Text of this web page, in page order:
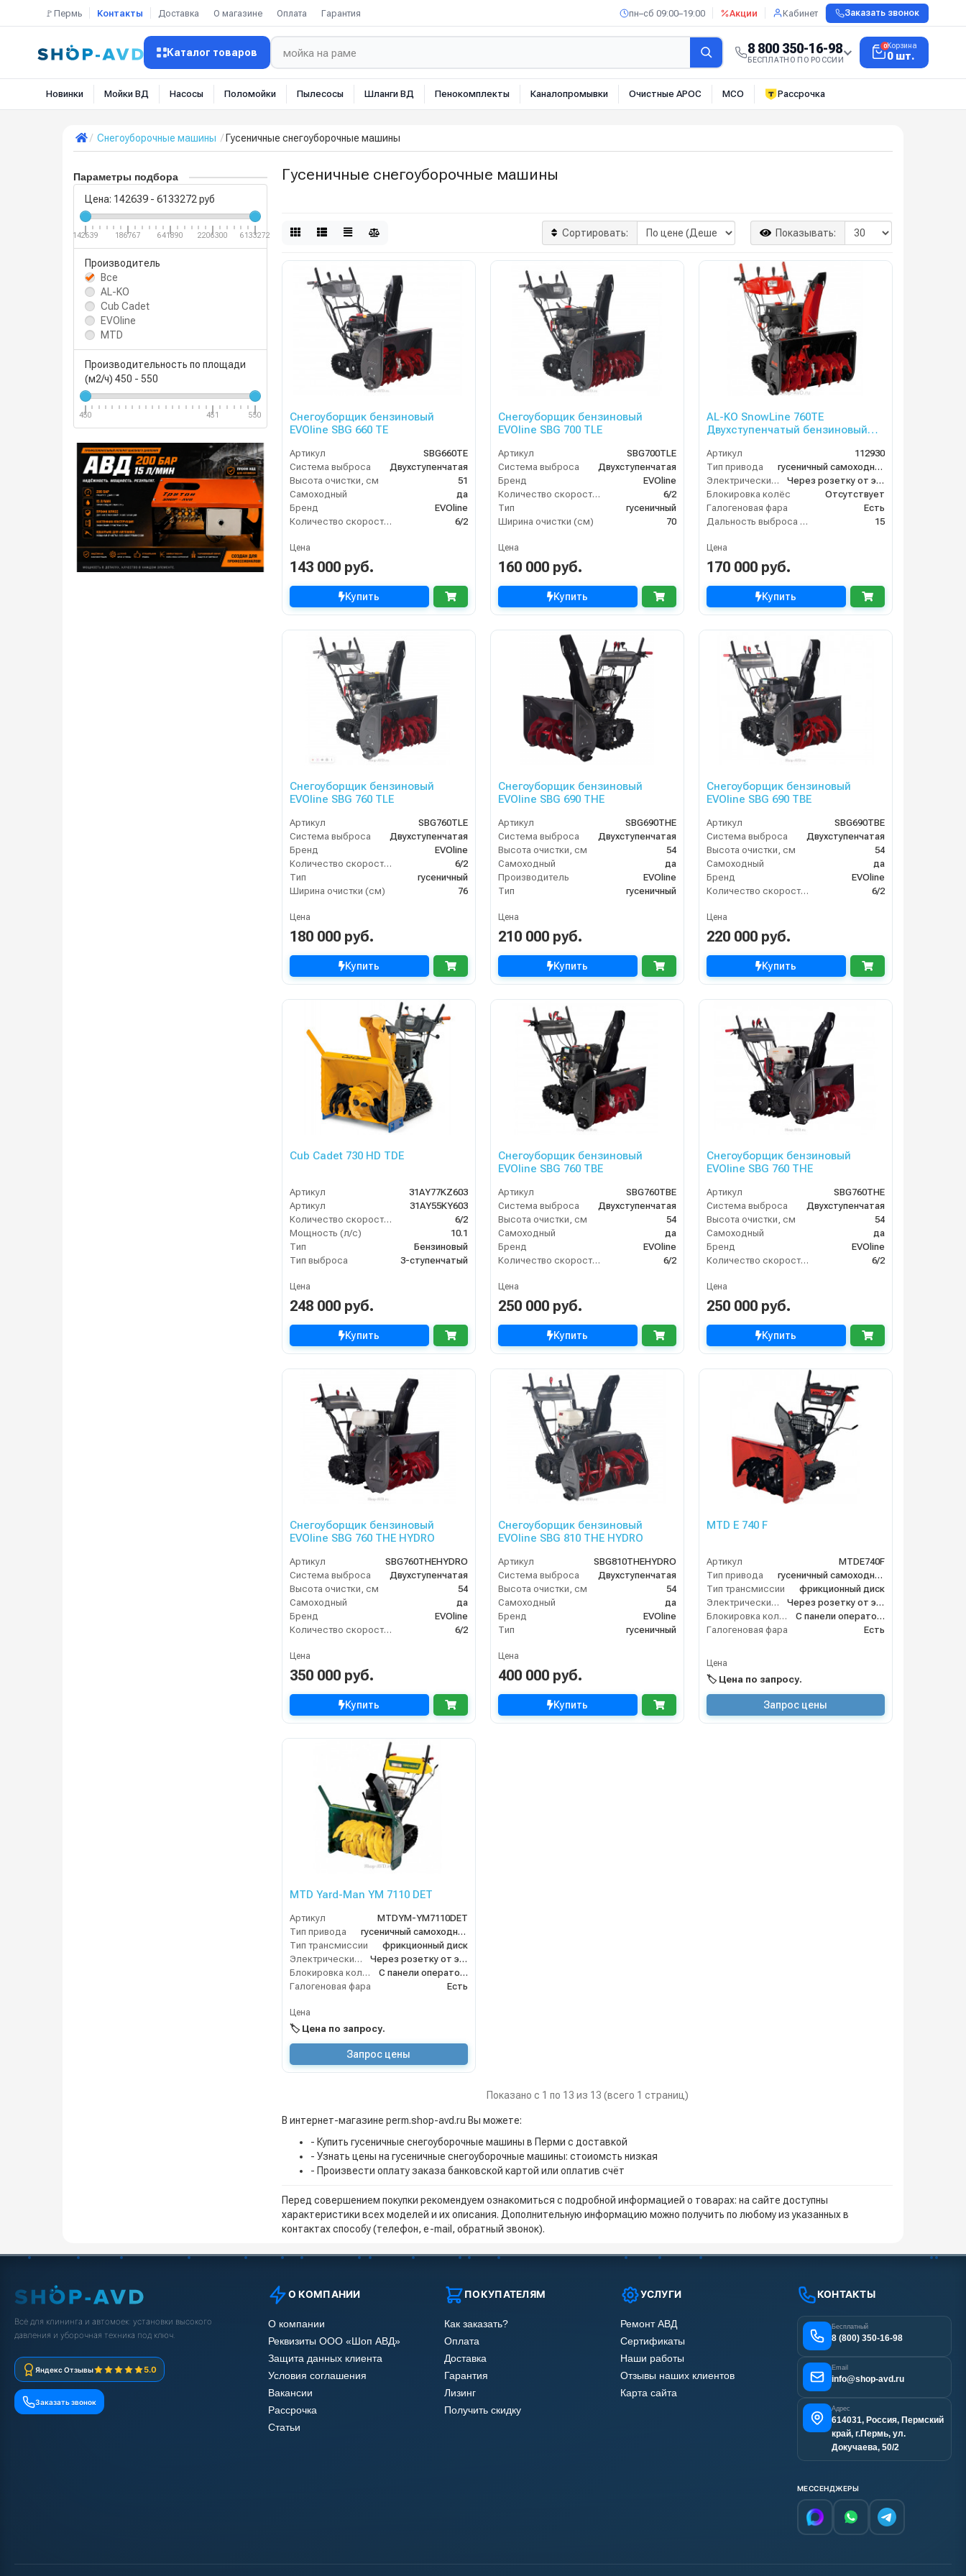
🚩Пермь Контакты Доставка О магазине Оплата Гарантия пн–сб 09:00–19:00 Акции Кабинет Заказать звонок
Каталог товаров 8 800 350-16-98
БЕСПЛАТНО ПО РОССИИ
0Корзина
0 шт.
Новинки Мойки ВД Насосы Поломойки Пылесосы Шланги ВД Пенокомплекты Каналопромывки Очистные АРОС МСО Рассрочка
Снегоуборочные машины Гусеничные снегоуборочные машины
Параметры подбора
Цена: 142639 - 6133272 руб
142639 186767 641890 2206300 6133272
Производитель
Все
AL-KO
Cub Cadet
EVOline
MTD
Производительность по площади
(м2/ч) 450 - 550
450 451 550
Гусеничные снегоуборочные машины
Сортировать: Показывать:
Снегоуборщик бензиновый
EVOline SBG 660 TE
Артикул
SBG660TE
Система выброса
Двухступенчатая
Высота очистки, см
51
Самоходный
да
Бренд
EVOline
Количество скоростей (вперед/назад)
6/2
Цена
143 000 руб.
Купить
Снегоуборщик бензиновый
EVOline SBG 700 TLE
Артикул
SBG700TLE
Система выброса
Двухступенчатая
Бренд
EVOline
Количество скоростей (вперед/назад)
6/2
Тип
гусеничный
Ширина очистки (см)
70
Цена
160 000 руб.
Купить
AL-KO SnowLine 760TE
Двухступенчатый бензиновый
Артикул
112930
Тип привода
гусеничный самоходный
Электрический стартер
Через розетку от электросети
Блокировка колёс
Отсутствует
Галогеновая фара
Есть
Дальность выброса снега (м)
15
Цена
170 000 руб.
Купить
Снегоуборщик бензиновый
EVOline SBG 760 TLE
Артикул
SBG760TLE
Система выброса
Двухступенчатая
Бренд
EVOline
Количество скоростей (вперед/назад)
6/2
Тип
гусеничный
Ширина очистки (см)
76
Цена
180 000 руб.
Купить
Снегоуборщик бензиновый
EVOline SBG 690 THE
Артикул
SBG690THE
Система выброса
Двухступенчатая
Высота очистки, см
54
Самоходный
да
Производитель
EVOline
Тип
гусеничный
Цена
210 000 руб.
Купить
Снегоуборщик бензиновый
EVOline SBG 690 TBE
Артикул
SBG690TBE
Система выброса
Двухступенчатая
Высота очистки, см
54
Самоходный
да
Бренд
EVOline
Количество скоростей (вперед/назад)
6/2
Цена
220 000 руб.
Купить
Cub Cadet 730 HD TDE
Артикул
31AY77KZ603
Артикул
31AY55KY603
Количество скоростей (вперед/назад)
6/2
Мощность (л/с)
10.1
Тип
Бензиновый
Тип выброса
3-ступенчатый
Цена
248 000 руб.
Купить
Снегоуборщик бензиновый
EVOline SBG 760 TBE
Артикул
SBG760TBE
Система выброса
Двухступенчатая
Высота очистки, см
54
Самоходный
да
Бренд
EVOline
Количество скоростей (вперед/назад)
6/2
Цена
250 000 руб.
Купить
Снегоуборщик бензиновый
EVOline SBG 760 THE
Артикул
SBG760THE
Система выброса
Двухступенчатая
Высота очистки, см
54
Самоходный
да
Бренд
EVOline
Количество скоростей (вперед/назад)
6/2
Цена
250 000 руб.
Купить
Снегоуборщик бензиновый
EVOline SBG 760 THE HYDRO
Артикул
SBG760THEHYDRO
Система выброса
Двухступенчатая
Высота очистки, см
54
Самоходный
да
Бренд
EVOline
Количество скоростей (вперед/назад)
6/2
Цена
350 000 руб.
Купить
Снегоуборщик бензиновый
EVOline SBG 810 THE HYDRO
Артикул
SBG810THEHYDRO
Система выброса
Двухступенчатая
Высота очистки, см
54
Самоходный
да
Бренд
EVOline
Тип
гусеничный
Цена
400 000 руб.
Купить
MTD E 740 F
Артикул
MTDE740F
Тип привода
гусеничный самоходный
Тип трансмиссии
фрикционный диск
Электрический стартер
Через розетку от электросети
Блокировка колёс
С панели оператора
Галогеновая фара
Есть
Цена
🏷️ Цена по запросу.
Запрос цены
MTD Yard-Man YM 7110 DET
Артикул
MTDYM-YM7110DET
Тип привода
гусеничный самоходный
Тип трансмиссии
фрикционный диск
Электрический стартер
Через розетку от электросети
Блокировка колёс
С панели оператора
Галогеновая фара
Есть
Цена
🏷️ Цена по запросу.
Запрос цены
Показано с 1 по 13 из 13 (всего 1 страниц)
В интернет-магазине perm.shop-avd.ru Вы можете:
- Купить гусеничные снегоуборочные машины в Перми с доставкой
- Узнать цены на гусеничные снегоуборочные машины: стоиомсть низкая
- Произвести оплату заказа банковской картой или оплатив счёт
Перед совершением покупки рекомендуем ознакомиться с подробной информацией о товарах: на сайте доступны
характеристики всех моделей и их описания. Дополнительную информацию можно получить по любому из указанных в
контактах способу (телефон, e-mail, обратный звонок).
Всё для клининга и автомоек: установки высокого
давления и уборочная техника под ключ.
Яндекс Отзывы 5.0
Заказать звонок
О КОМПАНИИ
О компании
Реквизиты ООО «Шоп АВД»
Защита данных клиента
Условия соглашения
Вакансии
Рассрочка
Статьи
ПОКУПАТЕЛЯМ
Как заказать?
Оплата
Доставка
Гарантия
Лизинг
Получить скидку
УСЛУГИ
Ремонт АВД
Сертификаты
Наши работы
Отзывы наших клиентов
Карта сайта
КОНТАКТЫ
Бесплатный
8 (800) 350-16-98
Email
info@shop-avd.ru
Адрес
614031, Россия, Пермский
край, г.Пермь, ул.
Докучаева, 50/2
МЕССЕНДЖЕРЫ